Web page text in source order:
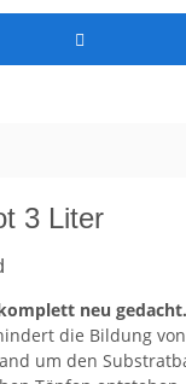
3 Liter
neu gedacht.
die Bildung
um den